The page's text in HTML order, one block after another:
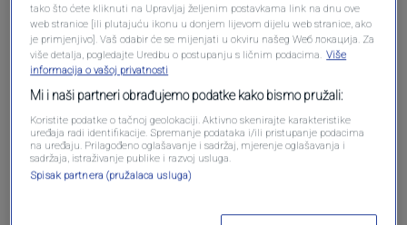
Oglas
tako što ćete kliknuti na Upravljaj željenim postavkama link na dnu ove
web stranice [ili plutajuću ikonu u donjem lijevom dijelu web stranice, ako
je primjenjivo]. Vaš odabir će se mijenjati u okviru našeg Wеб локација. Za
više detalja, pogledajte Uredbu o postupanju s ličnim podacima. Više
informacija o vašoj privatnosti
Mi i naši partneri obrađujemo podatke kako bismo pružali:
Koristite podatke o tačnoj geolokaciji. Aktivno skenirajte karakteristike
uređaja radi identifikacije. Spremanje podataka i/ili pristupanje podacima
na uređaju. Prilagođeno oglašavanje i sadržaj, mjerenje oglašavanja i
sadržaja, istraživanje publike i razvoj usluga.
Spisak partnera (pružalaca usluga)